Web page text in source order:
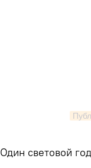
Один световой